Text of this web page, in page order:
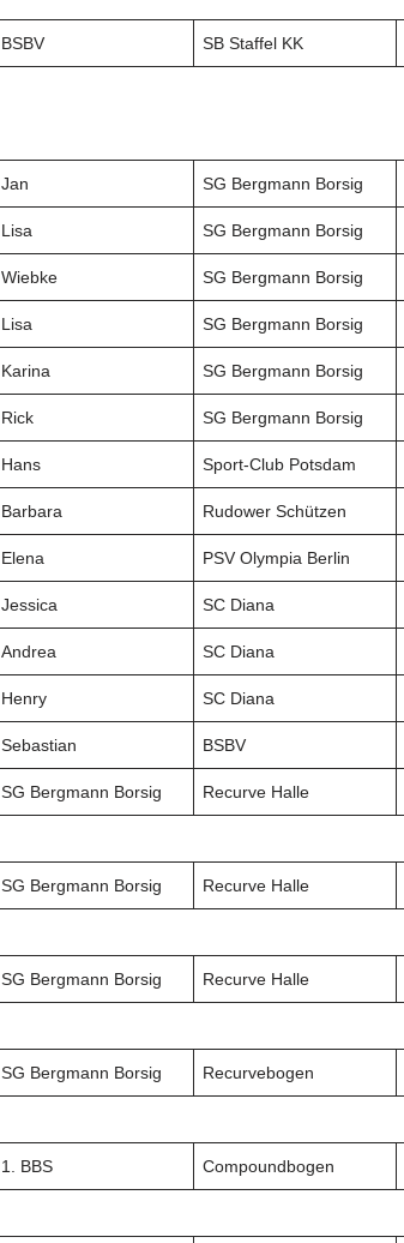
BSBV SB Staffel KK
Jan SG Bergmann Borsig
Lisa SG Bergmann Borsig
Wiebke SG Bergmann Borsig
Lisa SG Bergmann Borsig
Karina SG Bergmann Borsig
Rick SG Bergmann Borsig
Hans Sport-Club Potsdam
Barbara Rudower Schützen
Elena PSV Olympia Berlin
Jessica SC Diana
Andrea SC Diana
Henry SC Diana
Sebastian BSBV
SG Bergmann Borsig Recurve Halle
SG Bergmann Borsig Recurve Halle
SG Bergmann Borsig Recurve Halle
SG Bergmann Borsig Recurvebogen
1. BBS Compoundbogen